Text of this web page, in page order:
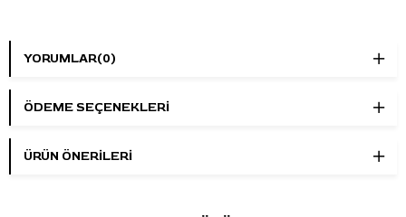
kırmızısı dudak tonu hedeflenen profesyonel PMU
Marka:Perma Blend
YORUMLAR(0)
ÖDEME SEÇENEKLERI
ÜRÜN ÖNERILERI